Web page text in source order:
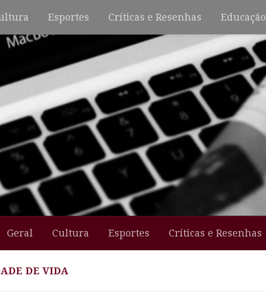
Esportes Críticas e Resenhas Educação
Geral Cultura Esportes Críticas e Resenhas
DE VIDA